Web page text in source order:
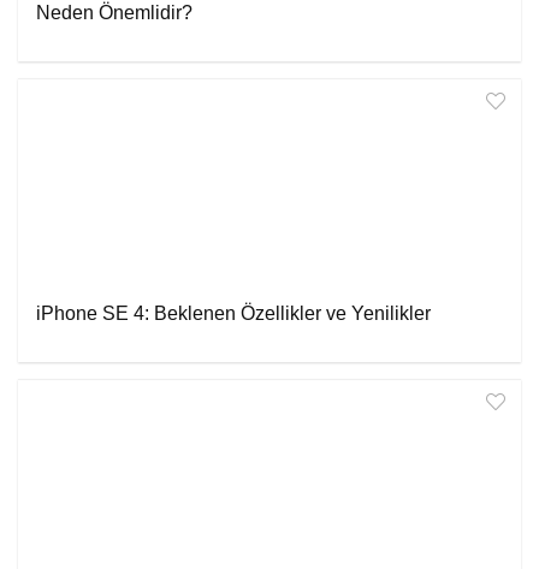
Neden Önemlidir?
iPhone SE 4: Beklenen Özellikler ve Yenilikler